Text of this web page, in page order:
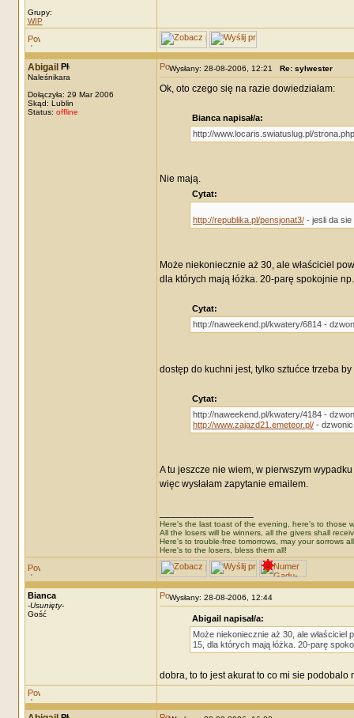
Grupy:
WIP
Abigail
Naleśnikara
Dołączyła: 29 Mar 2006
Skąd: Lublin
Status: offline
Wysłany: 28-08-2006, 12:21 Re: sylwester
Ok, oto czego się na razie dowiedziałam:
Bianca napisał/a:
http://www.locaris.swiatuslug.pl/
Nie mają.
Cytat:
http://republika.pl/pensjonat3/ - jesli da
Może niekoniecznie aż 30, ale właściciel
dla których mają łóżka. 20-parę spokojnie np.
Cytat:
http://naweekend.pl/kwatery/6814 -
dostęp do kuchni jest, tylko sztućce trzeba
Cytat:
http://naweekend.pl/kwatery/4184 -
http://www.zajazd21.emeteor.pl/ - dzwonic
A tu jeszcze nie wiem, w pierwszym
więc wysłałam zapytanie emailem.
Here's the last toast of the evening, here's to those
All the losers will be winners, all the givers shall
Here's to trouble-free tomorrows, may your sorrows
Here's to the losers, bless them all!
Bianca
-Usunięty-
Gość
Wysłany: 28-08-2006, 12:44
Abigail napisał/a:
Może niekoniecznie aż 30, ale właściciel
15, dla których mają łóżka. 20-parę
dobra, to to jest akurat to co mi sie